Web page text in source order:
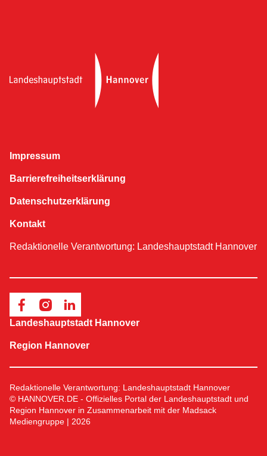
Impressum
Barriere­freiheits­erklärung
Datenschutzerklärung
Kontakt
Redaktionelle Verantwortung: Landeshauptstadt Hannover
Landeshauptstadt Hannover
Region Hannover
Redaktionelle Verantwortung: Landeshauptstadt Hannover
© HANNOVER.DE - Offizielles Portal der Landeshauptstadt und
Region Hannover in Zusammenarbeit mit der Madsack
Mediengruppe | 2026